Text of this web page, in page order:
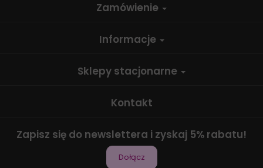
Zamówienie
Informacje
Sklepy stacjonarne
Kontakt
Zapisz się do newslettera i zyskaj 5% rabatu!
Dołącz